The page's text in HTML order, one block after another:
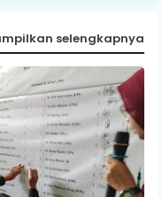
selengkapnya